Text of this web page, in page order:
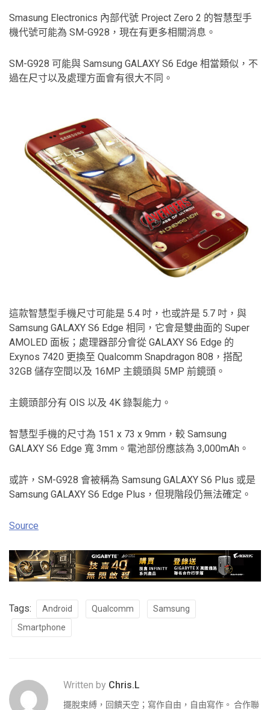
Smasung Electronics 內部代號 Project Zero 2 的智慧型手
機代號可能為 SM-G928，現在有更多相關消息。
SM-G928 可能與 Samsung GALAXY S6 Edge 相當類似，不
過在尺寸以及處理方面會有很大不同。
這款智慧型手機尺寸可能是 5.4 吋，也或許是 5.7 吋，與
Samsung GALAXY S6 Edge 相同，它會是雙曲面的 Super
AMOLED 面板；處理器部分會從 GALAXY S6 Edge 的
Exynos 7420 更換至 Qualcomm Snapdragon 808，搭配
32GB 儲存空間以及 16MP 主鏡頭與 5MP 前鏡頭。
主鏡頭部分有 OIS 以及 4K 錄製能力。
智慧型手機的尺寸為 151 x 73 x 9mm，較 Samsung
GALAXY S6 Edge 寬 3mm。電池部份應該為 3,000mAh。
或許，SM-G928 會被稱為 Samsung GALAXY S6 Plus 或是
Samsung GALAXY S6 Edge Plus，但現階段仍無法確定。
Source
Tags: Android Qualcomm
Samsung
Smartphone
Written by Chris.L
擺脫束縛，回饋天空；寫作自由，自由寫作。 合作聯